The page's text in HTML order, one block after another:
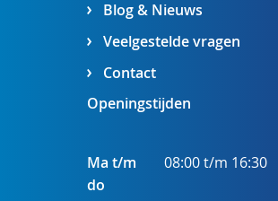
Blog & Nieuws
Veelgestelde vragen
Contact
Openingstijden
Ma t/m
do
08:00 t/m 16:30